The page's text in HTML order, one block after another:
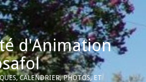
d'Animation
CALENDRIER, PHOTOS, ET